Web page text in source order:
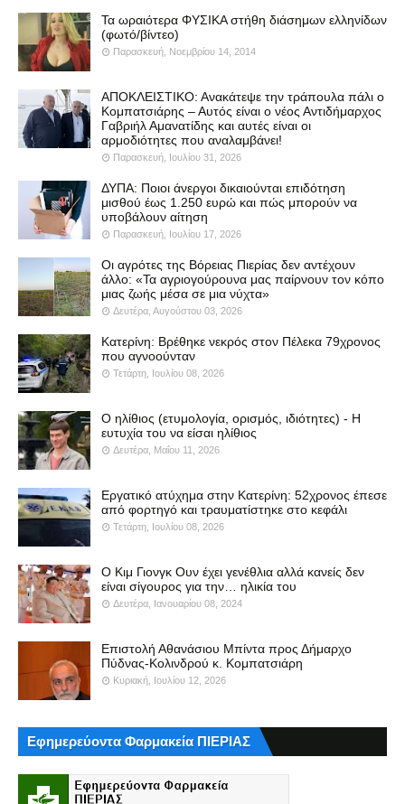
Τα ωραιότερα ΦΥΣΙΚΑ στήθη διάσημων ελληνίδων
(φωτό/βίντεο)
Παρασκευή, Νοεμβρίου 14, 2014
ΑΠΟΚΛΕΙΣΤΙΚΟ: Ανακάτεψε την τράπουλα πάλι ο
Κομπατσιάρης – Αυτός είναι ο νέος Αντιδήμαρχος
Γαβριήλ Αμανατίδης και αυτές είναι οι
αρμοδιότητες που αναλαμβάνει!
Παρασκευή, Ιουλίου 31, 2026
ΔΥΠΑ: Ποιοι άνεργοι δικαιούνται επιδότηση
μισθού έως 1.250 ευρώ και πώς μπορούν να
υποβάλουν αίτηση
Παρασκευή, Ιουλίου 17, 2026
Οι αγρότες της Βόρειας Πιερίας δεν αντέχουν
άλλο: «Τα αγριογούρουνα μας παίρνουν τον κόπο
μιας ζωής μέσα σε μια νύχτα»
Δευτέρα, Αυγούστου 03, 2026
Κατερίνη: Βρέθηκε νεκρός στον Πέλεκα 79χρονος
που αγνοούνταν
Τετάρτη, Ιουλίου 08, 2026
Ο ηλίθιος (ετυμολογία, ορισμός, ιδιότητες) - Η
ευτυχία του να είσαι ηλίθιος
Δευτέρα, Μαΐου 11, 2026
Εργατικό ατύχημα στην Κατερίνη: 52χρονος έπεσε
από φορτηγό και τραυματίστηκε στο κεφάλι
Τετάρτη, Ιουλίου 08, 2026
Ο Κιμ Γιονγκ Ουν έχει γενέθλια αλλά κανείς δεν
είναι σίγουρος για την… ηλικία του
Δευτέρα, Ιανουαρίου 08, 2024
Επιστολή Αθανάσιου Μπίντα προς Δήμαρχο
Πύδνας-Κολινδρού κ. Κομπατσιάρη
Κυριακή, Ιουλίου 12, 2026
Εφημερεύοντα Φαρμακεία ΠΙΕΡΙΑΣ